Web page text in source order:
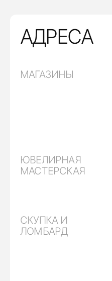
АДРЕСА
МАГАЗИНЫ
ЮВЕЛИРНАЯ
МАСТЕРСКАЯ
СКУПКА И
ЛОМБАРД